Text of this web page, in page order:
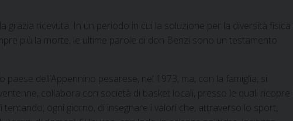
ricevuta. In un periodo in cui la soluzione per la diversità fisica o
più la morte, le ultime parole di don Benzi sono un testamento
dell’Appennino pesarese, nel 1973, ma, con la famiglia, si
collabora con società di basket locali, presso le quali ricopre il
ogni giorno, di insegnare i valori che, attraverso lo sport,